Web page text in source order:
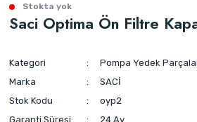
Stokta yok
Saci Optima Ön Filtre
Kategori
Pompa Yedek
Marka
SACİ
Stok Kodu
oyp2
Garanti Süresi
24 Ay